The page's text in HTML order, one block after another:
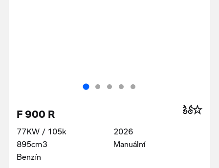
F 900 R
77KW / 105k
895cm3
Benzín
2026
Manuální